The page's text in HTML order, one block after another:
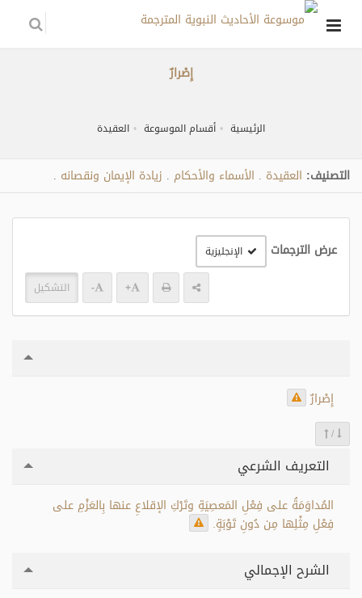
إِصْرارٌ
الرئيسية أقسام الموسوعة العقيدة
التصنيف: العقيدة الأسماء والأحكام زيادة الإيمان ونقصانه
عرض الترجمات الإنجليزية
+
- التشكيل
إِصْرارٌ
/
التعريف الشرعي
المُداوَمَةُ على فِعْلِ المَعصِيَةِ وتَرْكِ الإقلاعِ عنها بِالعَزْمِ على
فِعْلِ مِثْلِها مِن دُونِ تَوْبَةٍ.
الشرح الإجمالي